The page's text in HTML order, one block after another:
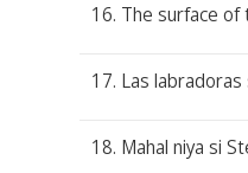
16. The surface
17. Las
18. Mahal niya si